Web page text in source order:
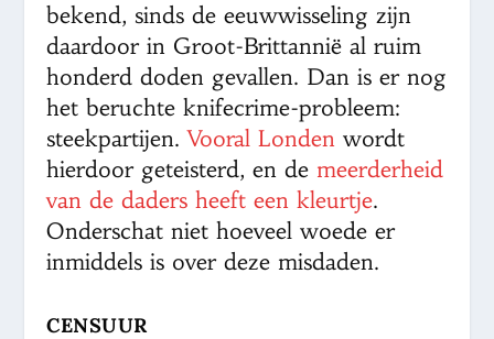
bekend, sinds de eeuwwisseling zijn
daardoor in Groot-Brittannië al ruim
honderd doden gevallen. Dan is er nog
het beruchte knifecrime-probleem:
steekpartijen.Vooral Londen wordt
hierdoor geteisterd, en de meerderheid
van de daders heeft een kleurtje.
Onderschat niet hoeveel woede er
inmiddels is over deze misdaden.
CENSUUR